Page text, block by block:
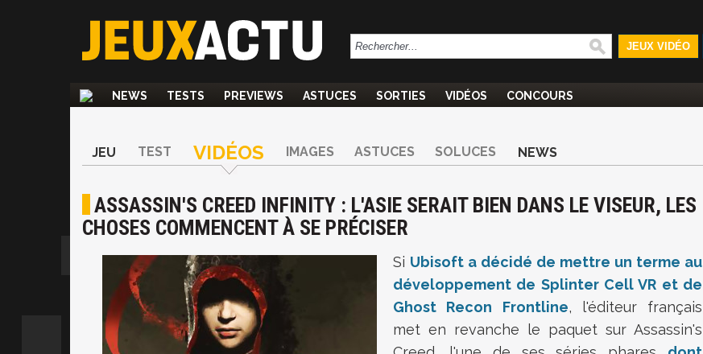
JEUX VIDÉO
NEWS TESTS PREVIEWS ASTUCES SORTIES VIDÉOS CONCOURS
JEU TEST VIDÉOS IMAGES ASTUCES SOLUCES NEWS
ASSASSIN'S CREED INFINITY : L'ASIE SERAIT BIEN DANS LE VISEUR, LES
CHOSES COMMENCENT À SE PRÉCISER
Si Ubisoft a décidé de mettre un terme au
développement de Splinter Cell VR et de
Ghost Recon Frontline, l'éditeur français
met en revanche le paquet sur Assassin's